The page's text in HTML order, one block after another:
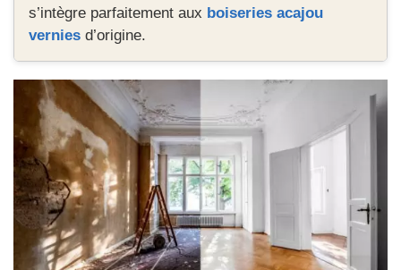
s’intègre parfaitement aux boiseries acajou
vernies d’origine.